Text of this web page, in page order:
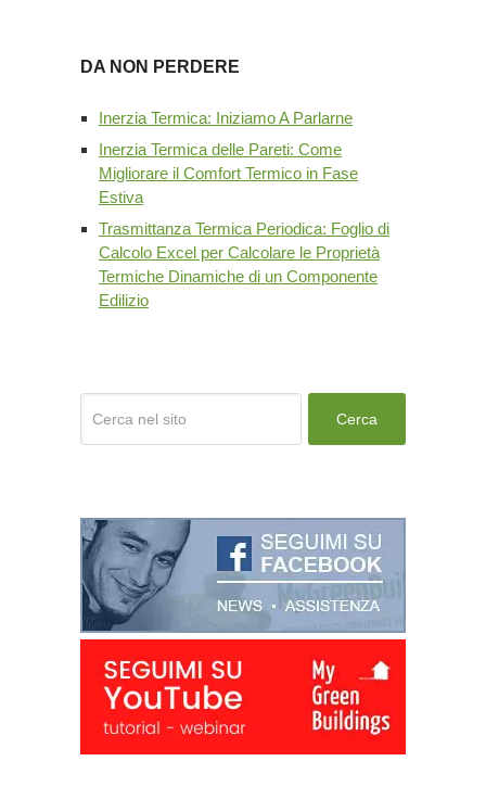
DA NON PERDERE
Inerzia Termica: Iniziamo A Parlarne
Inerzia Termica delle Pareti: Come
Migliorare il Comfort Termico in Fase
Estiva
Trasmittanza Termica Periodica: Foglio di
Calcolo Excel per Calcolare le Proprietà
Termiche Dinamiche di un Componente
Edilizio
Cerca